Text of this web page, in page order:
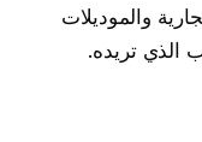
والموديلات
الذي تريده.